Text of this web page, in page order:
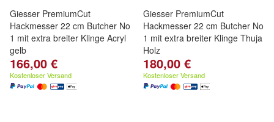
Giesser PremiumCut
Hackmesser 22 cm Butcher No
1 mit extra breiter Klinge Acryl
gelb
166,00 €
Kostenloser Versand
Giesser PremiumCut
Hackmesser 22 cm Butcher No
1 mit extra breiter Klinge Thuja
Holz
180,00 €
Kostenloser Versand